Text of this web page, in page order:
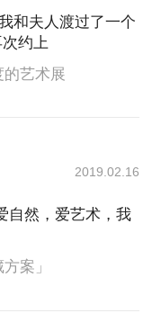
和夫人渡过了一个
约上
艺术展
2019.02.16
自然，爱艺术，我
案」